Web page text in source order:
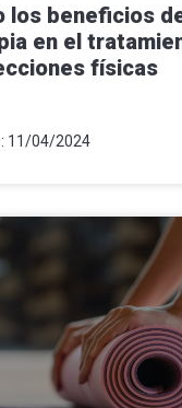
los beneficios
en el
físicas
11/04/2024